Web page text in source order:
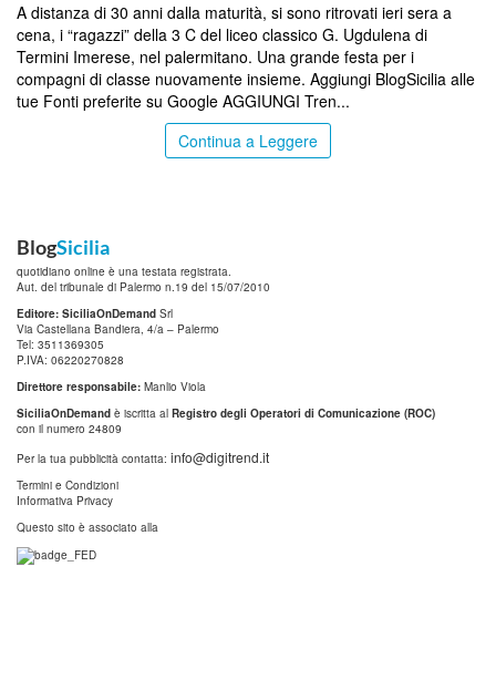
A distanza di 30 anni dalla maturità, si sono ritrovati ieri sera a
cena, i “ragazzi” della 3 C del liceo classico G. Ugdulena di
Termini Imerese, nel palermitano. Una grande festa per i
compagni di classe nuovamente insieme. Aggiungi BlogSicilia alle
tue Fonti preferite su Google AGGIUNGI Tren...
Continua a Leggere
BlogSicilia
quotidiano online è una testata registrata.
Aut. del tribunale di Palermo n.19 del 15/07/2010
Editore: SiciliaOnDemand Srl
Via Castellana Bandiera, 4/a – Palermo
Tel: 3511369305
P.IVA: 06220270828
Direttore responsabile: Manlio Viola
SiciliaOnDemand è iscritta al Registro degli Operatori di Comunicazione (ROC)
con il numero 24809
Per la tua pubblicità contatta: info@digitrend.it
Termini e Condizioni
Informativa Privacy
Questo sito è associato alla